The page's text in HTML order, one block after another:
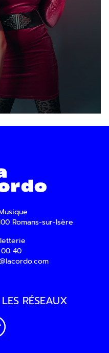
plus
Romans-sur-Isère
40
RÉSEAUX